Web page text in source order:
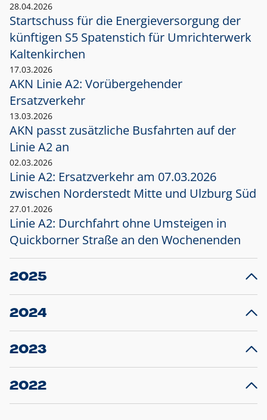
28.04.2026
Startschuss für die Energieversorgung der
künftigen S5 Spatenstich für Umrichterwerk
Kaltenkirchen
17.03.2026
AKN Linie A2: Vorübergehender
Ersatzverkehr
13.03.2026
AKN passt zusätzliche Busfahrten auf der
Linie A2 an
02.03.2026
Linie A2: Ersatzverkehr am 07.03.2026
zwischen Norderstedt Mitte und Ulzburg Süd
27.01.2026
Linie A2: Durchfahrt ohne Umsteigen in
Quickborner Straße an den Wochenenden
2025
23.12.2025
Projekt S5: Start der Bauarbeiten am
2024
10.12.2024
Großprojekt S5: Sperrung der Bahnstraße in
2023
20.12.2023
Schleswig-Holstein verlängert den
2022
22.12.2022